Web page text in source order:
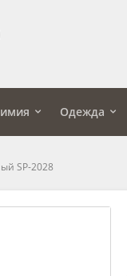
Одежда
SP-2028